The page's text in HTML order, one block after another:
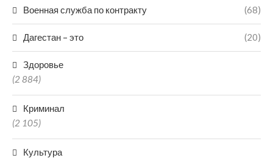
Военная служба по контракту (68)
Дагестан – это (20)
Здоровье
(2 884)
Криминал
(2 105)
Культура